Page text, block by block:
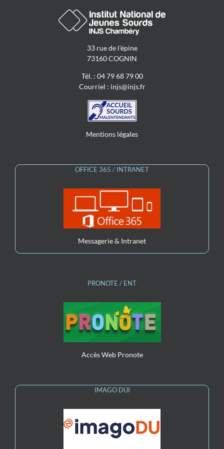
33 rue de l'épine
73160 COGNIN
Tél. : 04 79 68 79 00
Courriel : injs@injs.fr
Mentions légales
OFFICE 365 / INTRANET
Messagerie & Intranet
PRONOTE / ENT
Accès Web Pronote
IMAGO DUI